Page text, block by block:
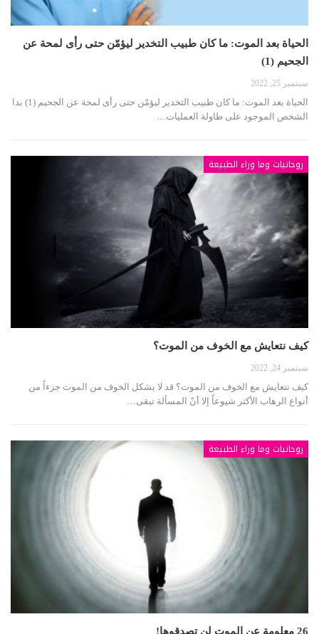
الحياة بعد الموت: ما كان طبيب التخدير ليؤمّن حتى رأى لمحة عن
الجحيم (1)
سبتمبر 25, 2022
الحياة بعد الموت: ما كان طبيب التخدير ليؤمّن حتى رأى لمحة عن الجحيم (1) بدا
الشخص الموجود على طاولة العمليات…
روحانيات وما وراء الطبيعة
كيف نتعايش مع الخوف من الموت؟
سبتمبر 24, 2022
كيف نتعايش مع الخوف من الموت؟ قد لا يشكل الخوف من الموت جزءاً من
أنواع الرهاب الأكثر شيوعاً إلا أنّ المسألة تبقى…
روحانيات وما وراء الطبيعة
26 معلومة عن الموت لن تصدقوها!